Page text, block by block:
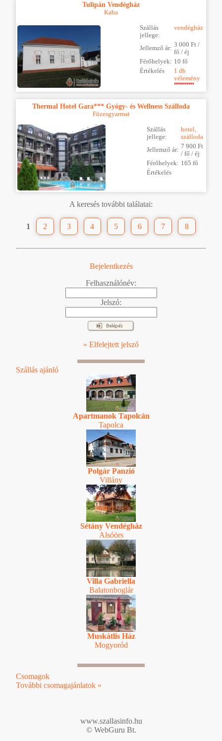
Tulipán Vendégház
Kaba
Szállás
jellege:
vendégház
Jellemző ár: 3 000 Ft /
fő / éj
Férőhelyek: 10 fő
Értékelés
1 db
vélemény
Thermal Hotel Gara*** Gyógy- és Wellness Szálloda
Füzesgyarmat
Szállás
jellege:
hotel,
szálloda
Jellemző ár: 7 900 Ft
/ fő / éj
Férőhelyek: 165 fő
Értékelés
A keresés további találatai:
1 2 3 4 5 6 7 8
Bejelentkezés
Felhasználónév:
Jelszó:
» Elfelejtett jelszó
Szállás ajánló
Apartmanok Tapolcán
Tapolca
Polgár Panzió
Villány
Sétány Vendégház
Alsóörs
Villa Gabriella
Balatonboglár
Muskátlis Ház
Mogyoród
Csomagok
További csomagajánlatok »
www.szallasinfo.hu
© WebGuru Bt.